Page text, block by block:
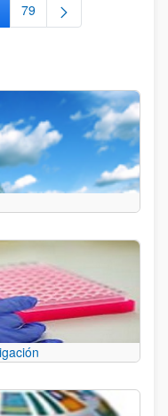
intermedias Use TAB
Página
79